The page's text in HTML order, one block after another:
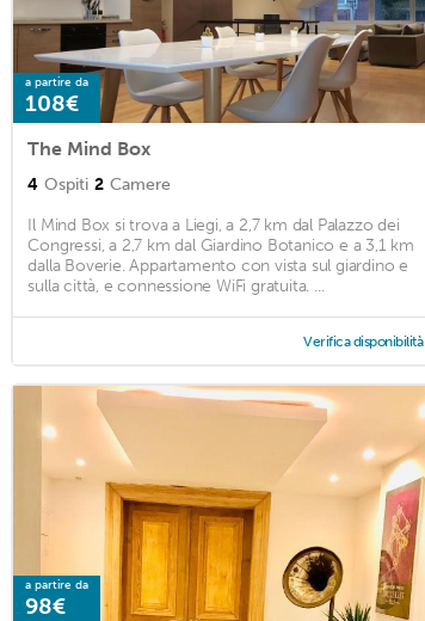
a partire da
108€
The Mind Box
4 Ospiti 2 Camere
Il Mind Box si trova a Liegi, a 2,7 km dal Palazzo dei
Congressi, a 2,7 km dal Giardino Botanico e a 3,1 km
dalla Boverie. Appartamento con vista sul giardino e
sulla città, e connessione WiFi gratuita. ...
Verifica disponibilità
a partire da
98€